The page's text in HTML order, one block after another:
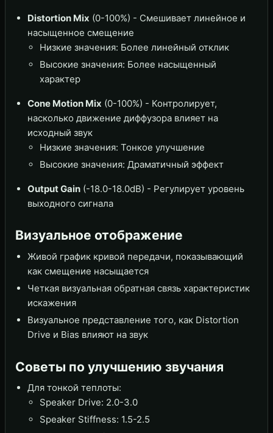
Distortion Mix (0-100%) - Смешивает линейное и
насыщенное смещение
Низкие значения: Более линейный отклик
Высокие значения: Более насыщенный
характер
Cone Motion Mix (0-100%) - Контролирует,
насколько движение диффузора влияет на
исходный звук
Низкие значения: Тонкое улучшение
Высокие значения: Драматичный эффект
Output Gain (-18.0-18.0dB) - Регулирует уровень
выходного сигнала
Визуальное отображение
Живой график кривой передачи, показывающий
как смещение насыщается
Четкая визуальная обратная связь характеристик
искажения
Визуальное представление того, как Distortion
Drive и Bias влияют на звук
Советы по улучшению звучания
Для тонкой теплоты:
Speaker Drive: 2.0-3.0
Speaker Stiffness: 1.5-2.5